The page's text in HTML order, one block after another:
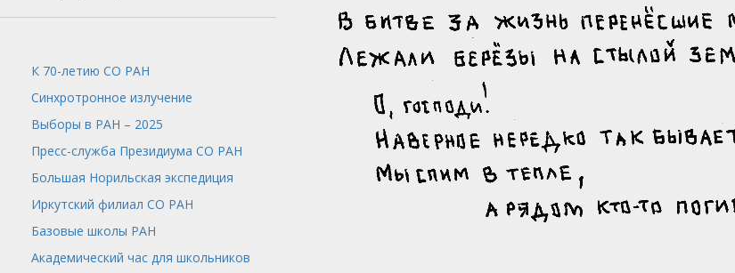
К 70-летию СО РАН
Синхротронное излучение
Выборы в РАН – 2025
Пресс-служба Президиума СО РАН
Большая Норильская экспедиция
Иркутский филиал СО РАН
Базовые школы РАН
Академический час для школьников